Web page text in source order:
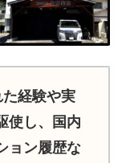
経験や実
使し、国内
ョン履歴な